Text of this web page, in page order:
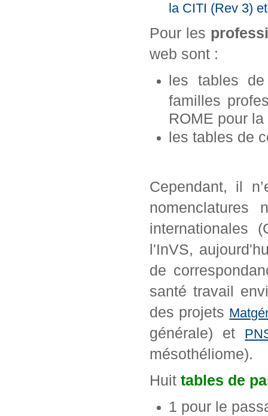
la CITI (Rev 3)
Pour les
web sont :
les tables de
familles
ROME pour
les tables de
Cependant, il
nomenclatures
internationales
l'InVS,
de
santé travail
des projets
générale) et
mésothéliome).
Huit tables de
1 pour le